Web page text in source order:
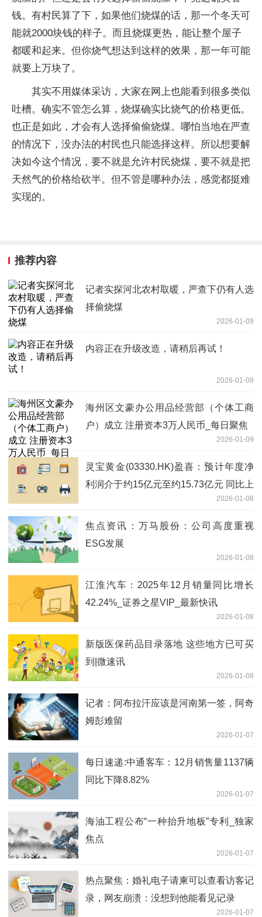
钱。有村民算了下，如果他们烧煤的话，那一个冬天可
能就2000块钱的样子。而且烧煤更热，能让整个屋子
都暖和起来。但你烧气想达到这样的效果，那一年可能
就要上万块了。
其实不用媒体采访，大家在网上也能看到很多类似
吐槽。确实不管怎么算，烧煤确实比烧气的价格更低。
也正是如此，才会有人选择偷偷烧煤。哪怕当地在严查
的情况下，没办法的村民也只能选择这样。所以想要解
决如今这个情况，要不就是允许村民烧煤，要不就是把
天然气的价格给砍半。但不管是哪种办法，感觉都挺难
实现的。
推荐内容
记者实探河北农村取暖，严查下仍有人选
择偷烧煤
2026-01-09
内容正在升级改造，请稍后再试！
2026-01-09
海州区文豪办公用品经营部（个体工商
户）成立 注册资本3万人民币_每日聚焦
2026-01-09
灵宝黄金(03330.HK)盈喜：预计年度净
利润介于约15亿元至约15.73亿元 同比上
2026-01-08
焦点资讯：万马股份：公司高度重视
ESG发展
2026-01-08
江淮汽车：2025年12月销量同比增长
42.24%_证券之星VIP_最新快讯
2026-01-08
新版医保药品目录落地 这些地方已可买
到|微速讯
2026-01-08
记者：阿布拉汗应该是河南第一签，阿奇
姆彭难留
2026-01-07
每日速递:中通客车：12月销售量1137辆
同比下降8.82%
2026-01-07
海油工程公布“一种抬升地板”专利_独家
焦点
2026-01-07
热点聚焦：婚礼电子请柬可以查看访客记
录，网友崩溃：没想到他能看见记录
2026-01-07